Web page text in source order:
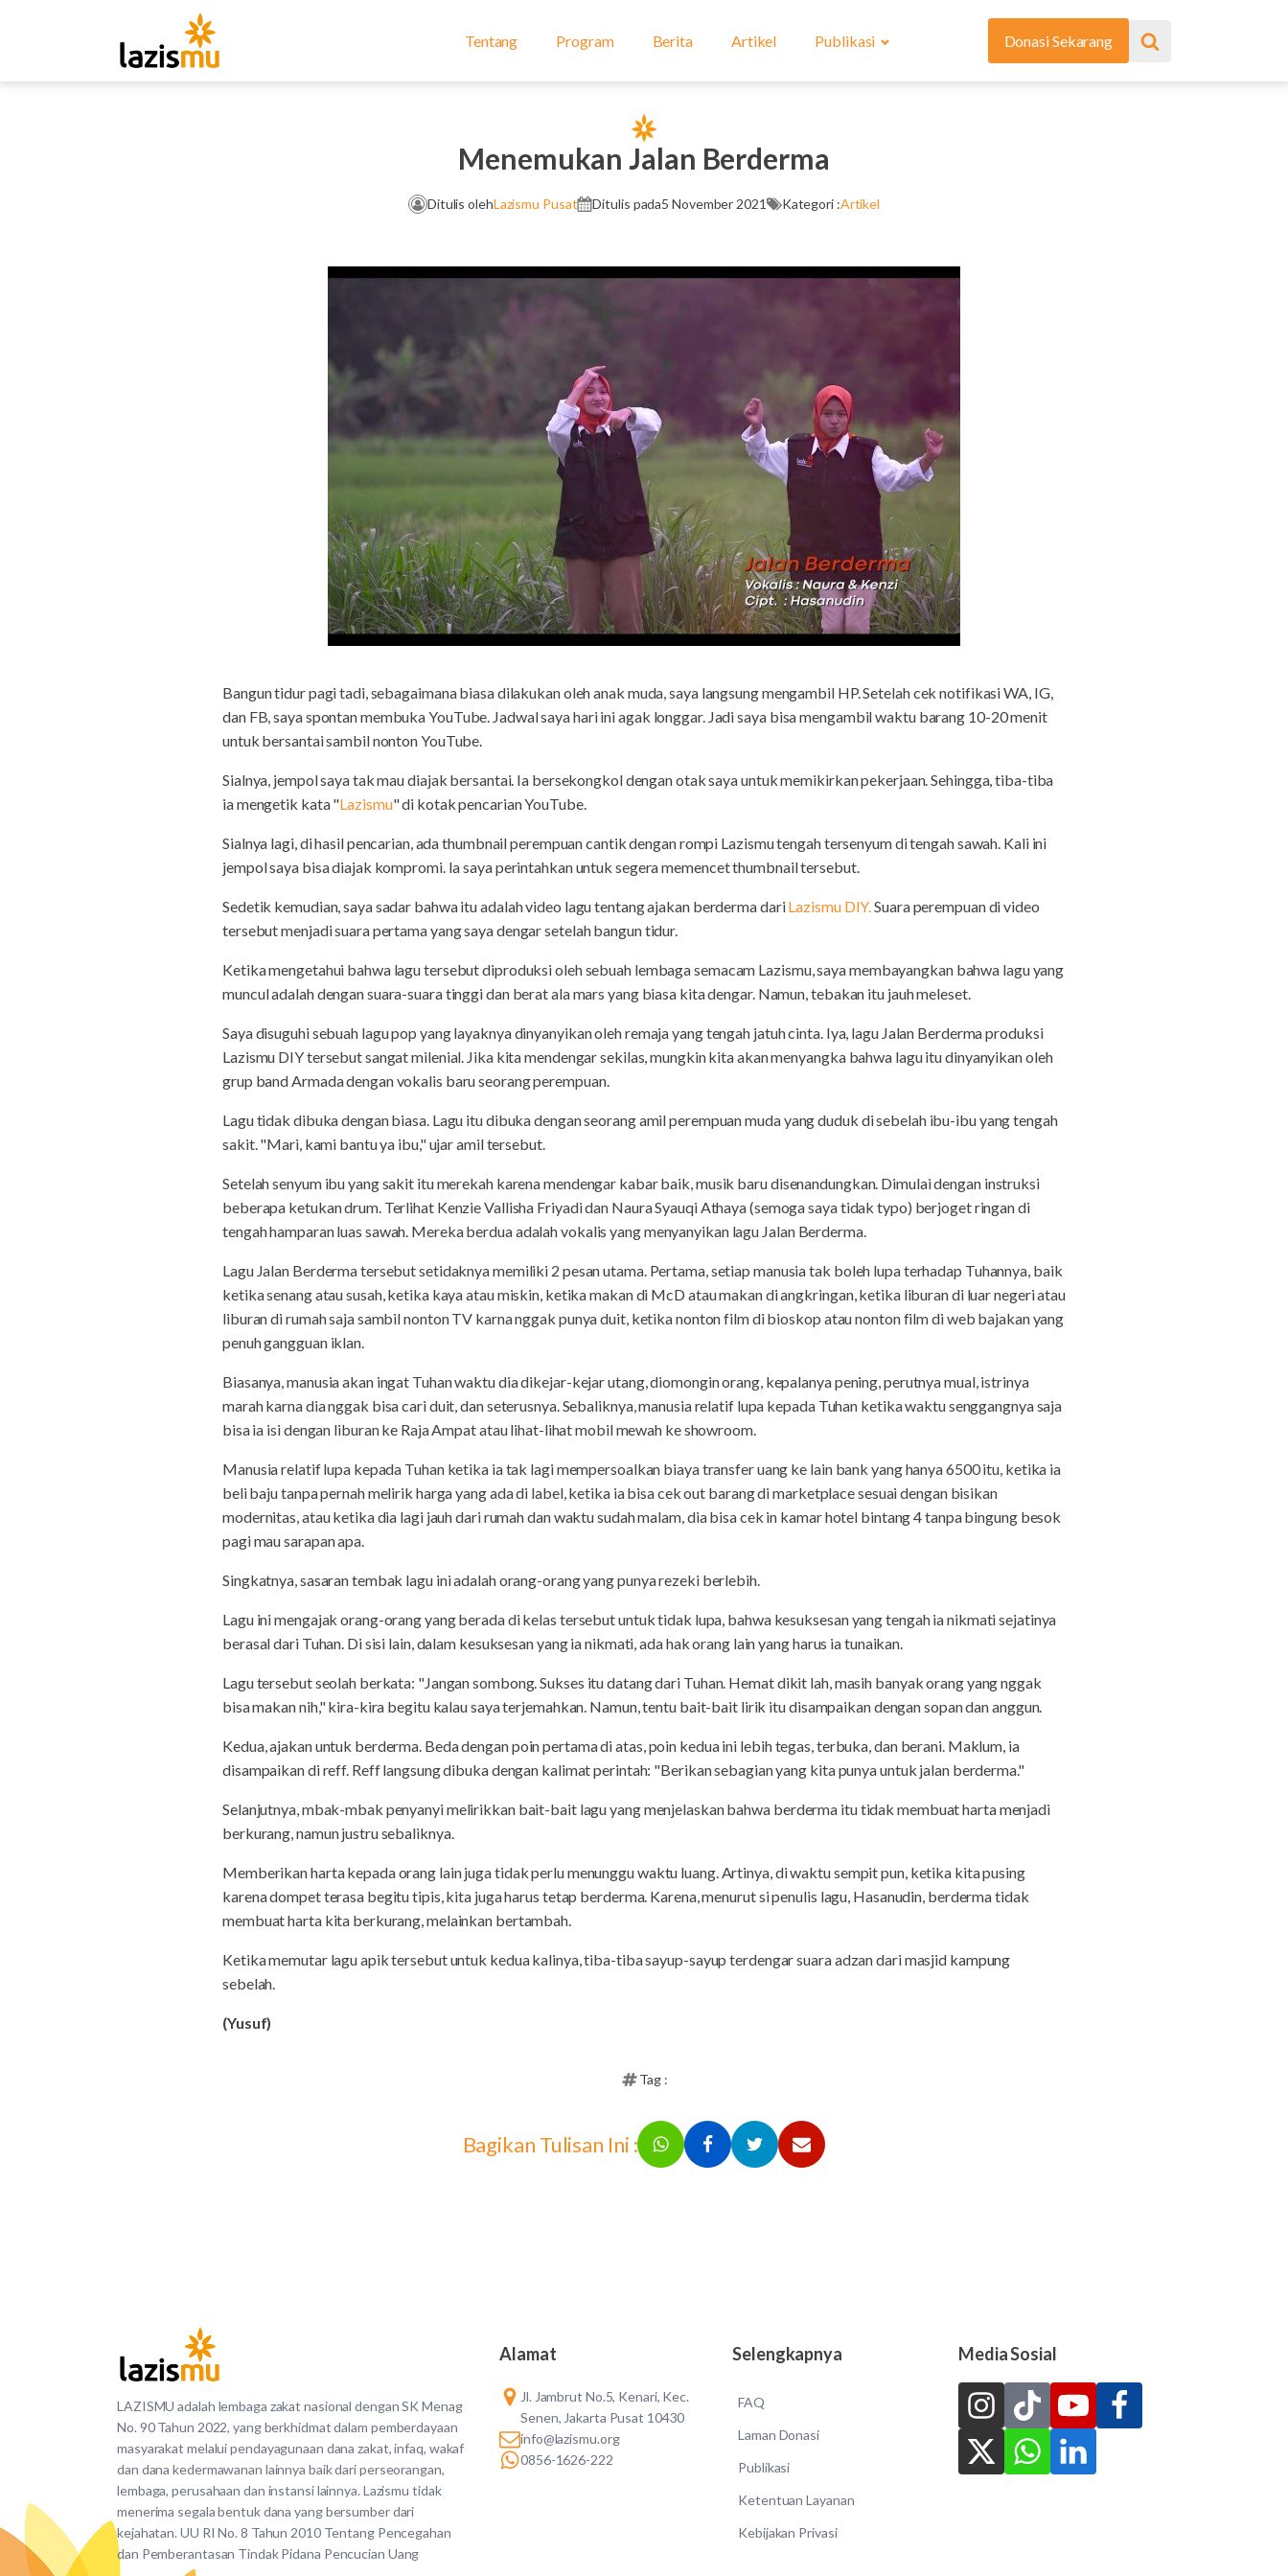
Tentang Program Berita Artikel Publikasi Donasi Sekarang
Menemukan Jalan Berderma
Ditulis olehLazismu Pusat Ditulis pada5 November 2021 Kategori :Artikel
Bangun tidur pagi tadi, sebagaimana biasa dilakukan oleh anak muda, saya langsung mengambil HP. Setelah cek notifikasi WA, IG,
dan FB, saya spontan membuka YouTube. Jadwal saya hari ini agak longgar. Jadi saya bisa mengambil waktu barang 10-20 menit
untuk bersantai sambil nonton YouTube.
Sialnya, jempol saya tak mau diajak bersantai. Ia bersekongkol dengan otak saya untuk memikirkan pekerjaan. Sehingga, tiba-tiba
ia mengetik kata "Lazismu" di kotak pencarian YouTube.
Sialnya lagi, di hasil pencarian, ada thumbnail perempuan cantik dengan rompi Lazismu tengah tersenyum di tengah sawah. Kali ini
jempol saya bisa diajak kompromi. Ia saya perintahkan untuk segera memencet thumbnail tersebut.
Sedetik kemudian, saya sadar bahwa itu adalah video lagu tentang ajakan berderma dariLazismu DIY.Suara perempuan di video
tersebut menjadi suara pertama yang saya dengar setelah bangun tidur.
Ketika mengetahui bahwa lagu tersebut diproduksi oleh sebuah lembaga semacam Lazismu, saya membayangkan bahwa lagu yang
muncul adalah dengan suara-suara tinggi dan berat ala mars yang biasa kita dengar. Namun, tebakan itu jauh meleset.
Saya disuguhi sebuah lagu pop yang layaknya dinyanyikan oleh remaja yang tengah jatuh cinta. Iya, lagu Jalan Berderma produksi
Lazismu DIY tersebut sangat milenial. Jika kita mendengar sekilas, mungkin kita akan menyangka bahwa lagu itu dinyanyikan oleh
grup band Armada dengan vokalis baru seorang perempuan.
Lagu tidak dibuka dengan biasa. Lagu itu dibuka dengan seorang amil perempuan muda yang duduk di sebelah ibu-ibu yang tengah
sakit. "Mari, kami bantu ya ibu," ujar amil tersebut.
Setelah senyum ibu yang sakit itu merekah karena mendengar kabar baik, musik baru disenandungkan. Dimulai dengan instruksi
beberapa ketukan drum. Terlihat Kenzie Vallisha Friyadi dan Naura Syauqi Athaya (semoga saya tidak typo) berjoget ringan di
tengah hamparan luas sawah. Mereka berdua adalah vokalis yang menyanyikan lagu Jalan Berderma.
Lagu Jalan Berderma tersebut setidaknya memiliki 2 pesan utama. Pertama, setiap manusia tak boleh lupa terhadap Tuhannya, baik
ketika senang atau susah, ketika kaya atau miskin, ketika makan di McD atau makan di angkringan, ketika liburan di luar negeri atau
liburan di rumah saja sambil nonton TV karna nggak punya duit, ketika nonton film di bioskop atau nonton film di web bajakan yang
penuh gangguan iklan.
Biasanya, manusia akan ingat Tuhan waktu dia dikejar-kejar utang, diomongin orang, kepalanya pening, perutnya mual, istrinya
marah karna dia nggak bisa cari duit, dan seterusnya. Sebaliknya, manusia relatif lupa kepada Tuhan ketika waktu senggangnya saja
bisa ia isi dengan liburan ke Raja Ampat atau lihat-lihat mobil mewah ke showroom.
Manusia relatif lupa kepada Tuhan ketika ia tak lagi mempersoalkan biaya transfer uang ke lain bank yang hanya 6500 itu, ketika ia
beli baju tanpa pernah melirik harga yang ada di label, ketika ia bisa cek out barang di marketplace sesuai dengan bisikan
modernitas, atau ketika dia lagi jauh dari rumah dan waktu sudah malam, dia bisa cek in kamar hotel bintang 4 tanpa bingung besok
pagi mau sarapan apa.
Singkatnya, sasaran tembak lagu ini adalah orang-orang yang punya rezeki berlebih.
Lagu ini mengajak orang-orang yang berada di kelas tersebut untuk tidak lupa, bahwa kesuksesan yang tengah ia nikmati sejatinya
berasal dari Tuhan. Di sisi lain, dalam kesuksesan yang ia nikmati, ada hak orang lain yang harus ia tunaikan.
Lagu tersebut seolah berkata: "Jangan sombong. Sukses itu datang dari Tuhan. Hemat dikit lah, masih banyak orang yang nggak
bisa makan nih," kira-kira begitu kalau saya terjemahkan. Namun, tentu bait-bait lirik itu disampaikan dengan sopan dan anggun.
Kedua, ajakan untuk berderma. Beda dengan poin pertama di atas, poin kedua ini lebih tegas, terbuka, dan berani. Maklum, ia
disampaikan di reff. Reff langsung dibuka dengan kalimat perintah: "Berikan sebagian yang kita punya untuk jalan berderma."
Selanjutnya, mbak-mbak penyanyi melirikkan bait-bait lagu yang menjelaskan bahwa berderma itu tidak membuat harta menjadi
berkurang, namun justru sebaliknya.
Memberikan harta kepada orang lain juga tidak perlu menunggu waktu luang. Artinya, di waktu sempit pun, ketika kita pusing
karena dompet terasa begitu tipis, kita juga harus tetap berderma. Karena, menurut si penulis lagu, Hasanudin, berderma tidak
membuat harta kita berkurang, melainkan bertambah.
Ketika memutar lagu apik tersebut untuk kedua kalinya, tiba-tiba sayup-sayup terdengar suara adzan dari masjid kampung
sebelah.
(Yusuf)
Tag :
Bagikan Tulisan Ini :
LAZISMU adalah lembaga zakat nasional dengan SK Menag
No. 90 Tahun 2022, yang berkhidmat dalam pemberdayaan
masyarakat melalui pendayagunaan dana zakat, infaq, wakaf
dan dana kedermawanan lainnya baik dari perseorangan,
lembaga, perusahaan dan instansi lainnya. Lazismu tidak
menerima segala bentuk dana yang bersumber dari
kejahatan. UU RI No. 8 Tahun 2010 Tentang Pencegahan
dan Pemberantasan Tindak Pidana Pencucian Uang
Alamat
Jl. Jambrut No.5, Kenari, Kec.
Senen, Jakarta Pusat 10430
info@lazismu.org
0856-1626-222
Selengkapnya
FAQ
Laman Donasi
Publikasi
Ketentuan Layanan
Kebijakan Privasi
Media Sosial